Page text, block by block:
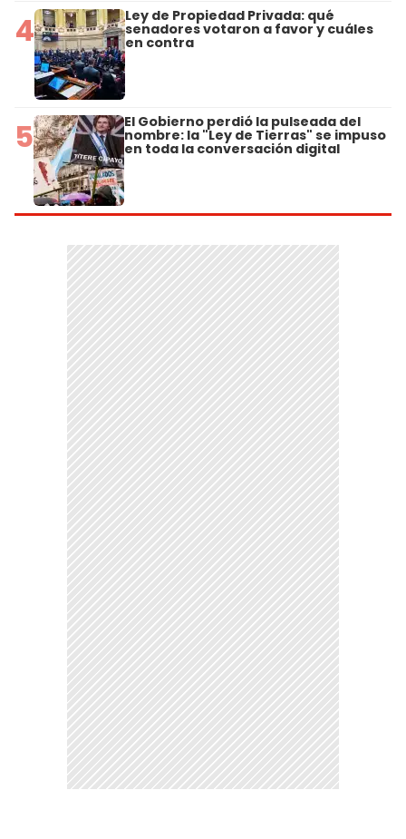
4 Ley de Propiedad Privada: qué
senadores votaron a favor y cuáles
en contra
5 El Gobierno perdió la pulseada del
nombre: la "Ley de Tierras" se impuso
en toda la conversación digital